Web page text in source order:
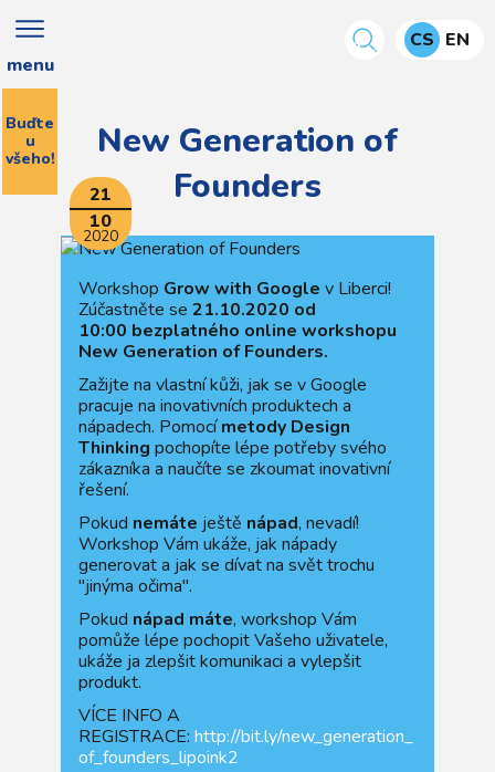
menu
Buďte
u
všeho!
CS EN
New Generation of
Founders
21
10
2020
Workshop Grow with Google v Liberci!
Zúčastněte se 21.10.2020 od
10:00 bezplatného online workshopu
New Generation of Founders.
Zažijte na vlastní kůži, jak se v Google
pracuje na inovativních produktech a
nápadech. Pomocímetody Design
Thinking pochopíte lépe potřeby svého
zákazníka a naučíte se zkoumat inovativní
řešení.
Pokud nemáte ještě nápad, nevadí!
Workshop Vám ukáže, jak nápady
generovat a jak se dívat na svět trochu
"jinýma očima".
Pokud nápad máte, workshop Vám
pomůže lépe pochopit Vašeho uživatele,
ukáže ja zlepšit komunikaci a vylepšit
produkt.
VÍCE INFO A
REGISTRACE: http://bit.ly/new_generation_
of_founders_lipoink2